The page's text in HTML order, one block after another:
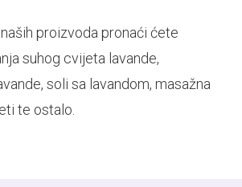
proizvoda pronaći ćete
suhog cvijeta lavande,
soli sa lavandom, masažna
te ostalo.